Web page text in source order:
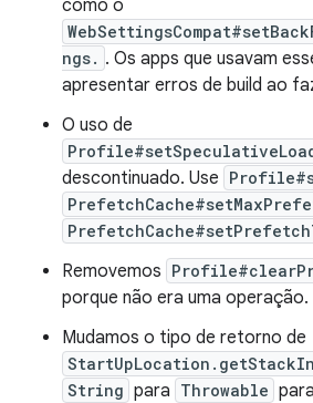
como o
ngs. . Os apps que usavam
apresentar erros de build ao
O uso de
descontinuado. Use
Removemos
porque não era uma operação.
Mudamos o tipo de retorno de
String para Throwable